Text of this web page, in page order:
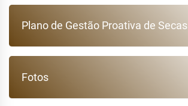
Plano de Gestão Proativa de Secas
Fotos